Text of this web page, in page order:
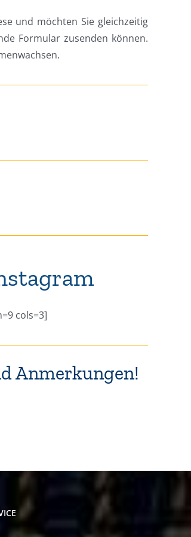
und möchten Sie gleichzeitig
Formular zusenden können.
cols=3]
Anmerkungen!